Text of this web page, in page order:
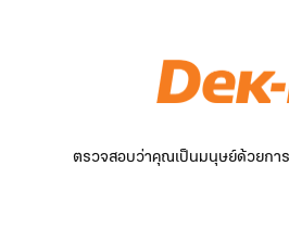
ตรวจสอบว่าคุณเป็นมนุษย์ด้วยการ